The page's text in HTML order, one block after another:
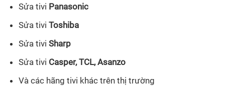
Sửa tivi Panasonic
Sửa tiviToshiba
Sửa tiviSharp
Sửa tivi Casper, TCL, Asanzo
Và các hãng tivi khác trên thị trường